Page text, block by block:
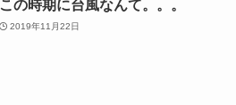
この時期に台風なんて。。。
2019年11月22日